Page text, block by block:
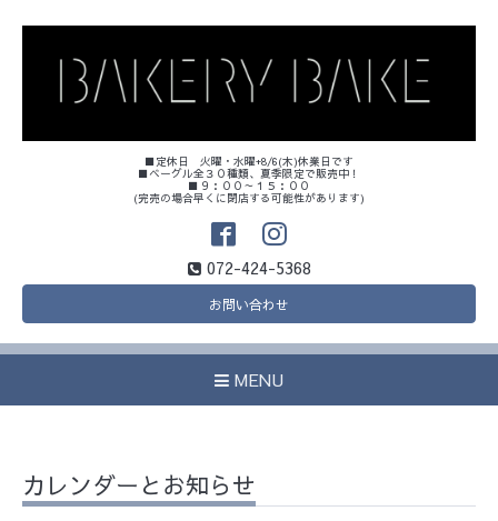
■定休日 火曜・水曜+8/6(木)休業日です
■ベーグル全３０種類、夏季限定で販売中！
■９：００～１５：００
(完売の場合早くに閉店する可能性があります)
072-424-5368
お問い合わせ
MENU
カレンダーとお知らせ